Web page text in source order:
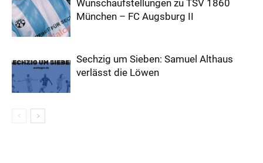
Wunschaufstellungen zu TSV 1860
München – FC Augsburg II
Sechzig um Sieben: Samuel Althaus
verlässt die Löwen